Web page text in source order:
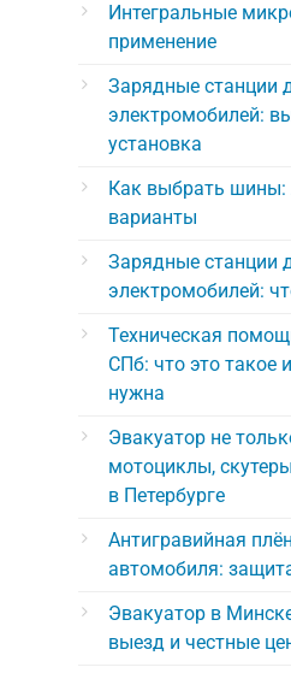
Интегральные
применение
Зарядные станции
электромобилей:
установка
Как выбрать шины:
варианты
Зарядные станции
электромобилей:
Техническая
СПб: что это такое
нужна
Эвакуатор не
мотоциклы,
в Петербурге
Антигравийная
автомобиля:
Эвакуатор в
выезд и честные